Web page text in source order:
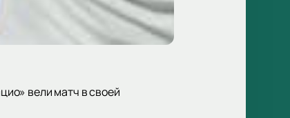
вели матч в своей